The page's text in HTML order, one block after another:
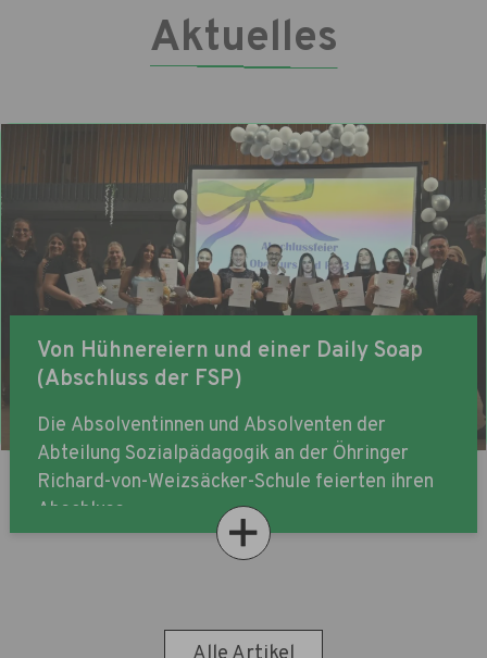
Aktuelles
Von Hühnereiern und einer Daily Soap
(Abschluss der FSP)
Die Absolventinnen und Absolventen der
Abteilung Sozialpädagogik an der Öhringer
Richard-von-Weizsäcker-Schule feierten ihren
Abschluss